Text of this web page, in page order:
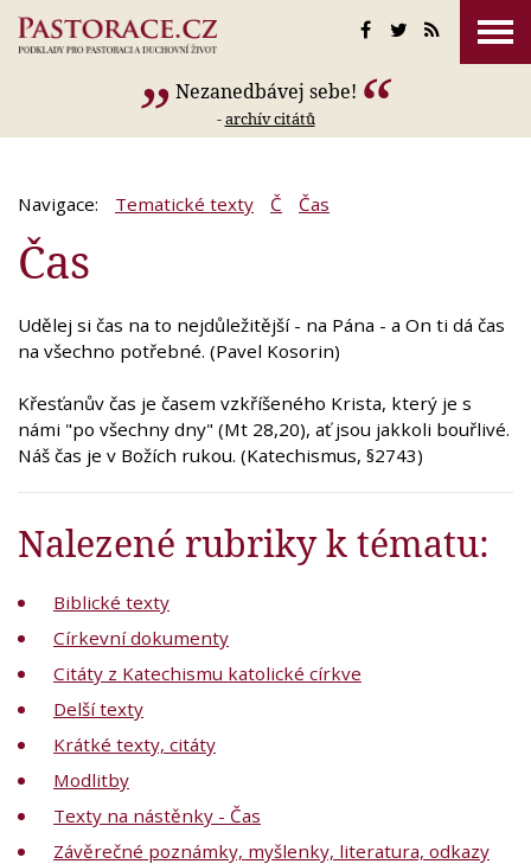
Nezanedbávej sebe!
-archív citátů
Navigace: Tematické texty Č Čas
Čas
Udělej si čas na to nejdůležitější - na Pána - a On ti dá čas
na všechno potřebné. (Pavel Kosorin)
Křesťanův čas je časem vzkříšeného Krista, který je s
námi "po všechny dny" (Mt 28,20), ať jsou jakkoli bouřlivé.
Náš čas je v Božích rukou. (Katechismus, §2743)
Nalezené rubriky k tématu:
Biblické texty
Církevní dokumenty
Citáty z Katechismu katolické církve
Delší texty
Krátké texty, citáty
Modlitby
Texty na nástěnky - Čas
Závěrečné poznámky, myšlenky, literatura, odkazy